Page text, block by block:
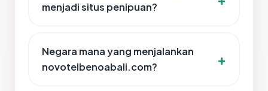
menjadi situs penipuan?
Negara mana yang menjalankan
novotelbenoabali.com?